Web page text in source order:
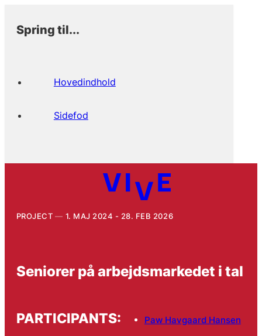
Spring til...
Hovedindhold
Sidefod
PROJECT 1. MAJ 2024 - 28. FEB 2026
Seniorer på arbejdsmarkedet i tal
PARTICIPANTS: Paw Havgaard Hansen